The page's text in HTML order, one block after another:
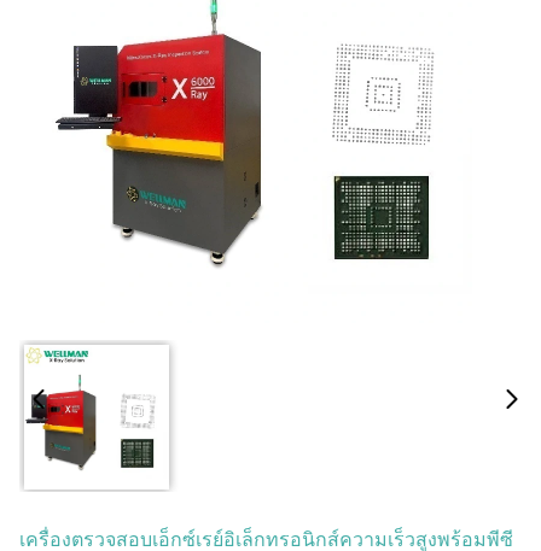
เครื่องตรวจสอบเอ็กซ์เรย์อิเล็กทรอนิกส์ความเร็วสูงพร้อมพีซี